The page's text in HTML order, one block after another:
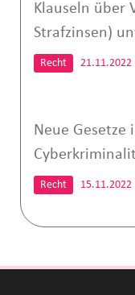
Klauseln über
Strafzinsen)
Recht 21.11.2022
Neue Gesetze
Recht 15.11.2022